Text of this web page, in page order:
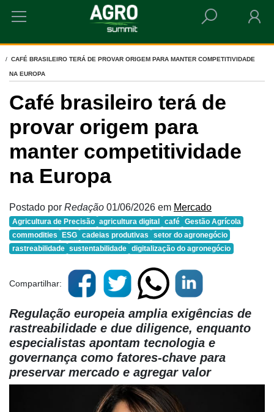
HOME
CAFÉ BRASILEIRO TERÁ DE PROVAR ORIGEM PARA MANTER COMPETITIVIDADE
NA EUROPA
Café brasileiro terá de
provar origem para
manter competitividade
na Europa
Postado por Redação 01/06/2026 em Mercado
Agricultura de Precisão agricultura digital café Gestão Agrícola
commodities
ESG cadeias produtivas
setor do agronegócio
rastreabilidade sustentabilidade digitalização do agronegócio
Compartilhar:
Regulação europeia amplia exigências de
rastreabilidade e due diligence, enquanto
especialistas apontam tecnologia e
governança como fatores-chave para
preservar mercado e agregar valor